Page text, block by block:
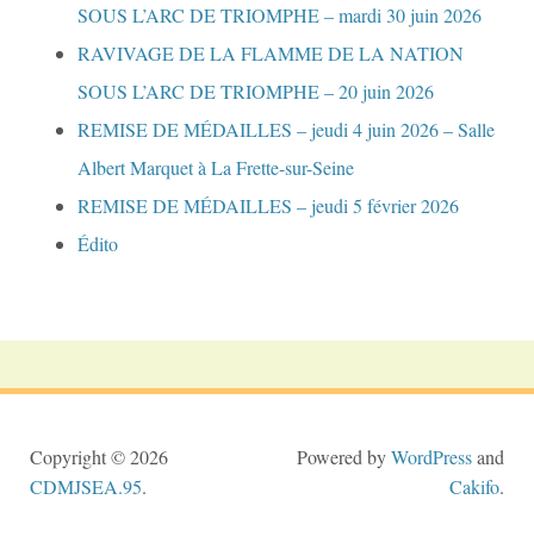
SOUS L’ARC DE TRIOMPHE – mardi 30 juin 2026
RAVIVAGE DE LA FLAMME DE LA NATION
SOUS L’ARC DE TRIOMPHE – 20 juin 2026
REMISE DE MÉDAILLES – jeudi 4 juin 2026 – Salle
Albert Marquet à La Frette-sur-Seine
REMISE DE MÉDAILLES – jeudi 5 février 2026
Édito
Copyright © 2026
CDMJSEA.95.
Powered byWordPressand
Cakifo.